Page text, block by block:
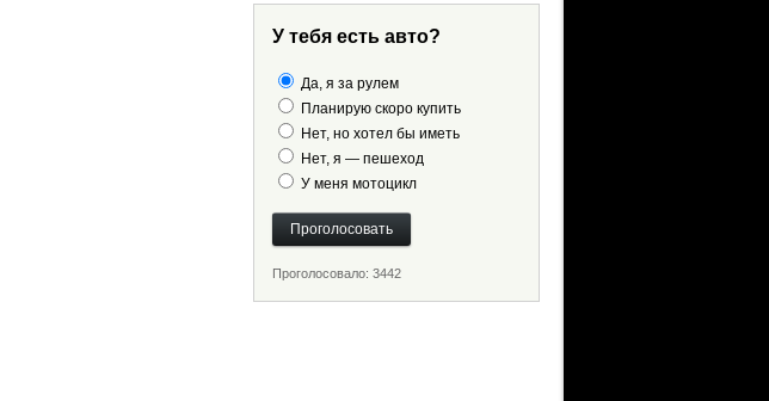
У тебя есть авто?
Да, я за рулем
Планирую скоро купить
Нет, но хотел бы иметь
Нет, я — пешеход
У меня мотоцикл
Проголосовало: 3442